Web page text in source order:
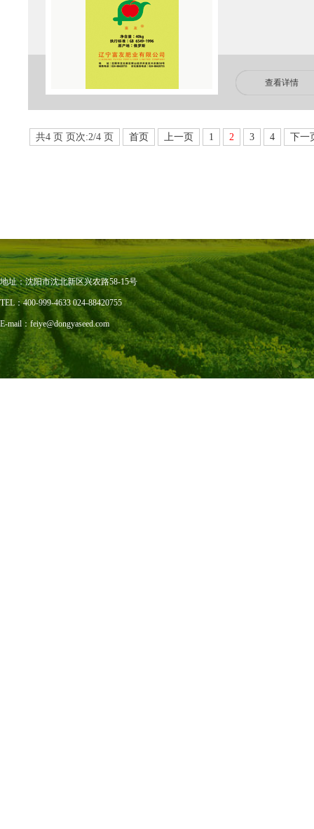
查看详情
共4 页 页次:2/4 页 首页 上一页 1 2 3 4 下一
地址：沈阳市沈北新区兴农路58-15号
TEL：400-999-4633 024-88420755
E-mail：feiye@dongyaseed.com